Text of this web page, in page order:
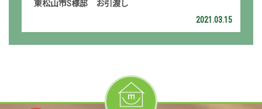
東松山市S様邸 お引渡し
2021.03.15